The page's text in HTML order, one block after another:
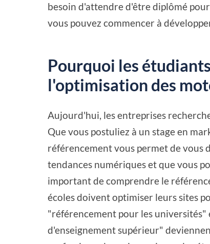
besoin d'attendre d'être diplômé
vous pouvez commencer à
Pourquoi les
l'optimisation des
Aujourd'hui, les entreprises
Que vous postuliez à un stage en
référencement vous permet de vous
tendances numériques et que vous
important de comprendre le
écoles doivent optimiser leurs sites
"référencement pour les
d'enseignement supérieur"